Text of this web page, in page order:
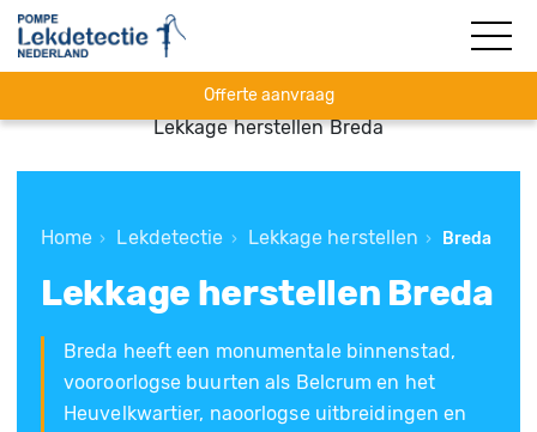
Offerte aanvraag
Lekkage herstellen Breda
Home › Lekdetectie › Lekkage herstellen › Breda
Lekkage herstellen Breda
Breda heeft een monumentale binnenstad,
vooroorlogse buurten als Belcrum en het
Heuvelkwartier, naoorlogse uitbreidingen en